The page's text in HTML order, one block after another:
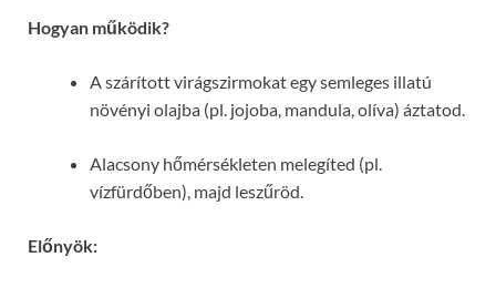
Hogyan működik?
A szárított virágszirmokat egy semleges illatú
növényi olajba (pl. jojoba, mandula, olíva) áztatod.
Alacsony hőmérsékleten melegíted (pl.
vízfürdőben), majd leszűröd.
Előnyök: